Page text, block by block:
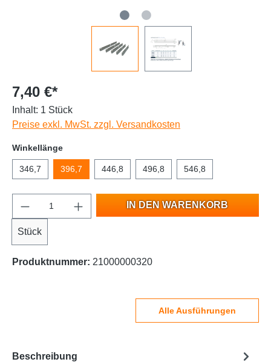
7,40 €*
Inhalt: 1 Stück
Preise exkl. MwSt. zzgl. Versandkosten
Winkellänge
346,7 396,7 446,8 496,8 546,8
Stück
IN DEN WARENKORB
Produktnummer: 21000000320
Alle Ausführungen
Beschreibung